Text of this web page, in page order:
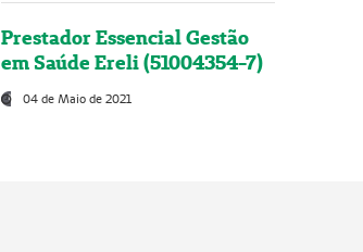
Prestador Essencial Gestão
em Saúde Ereli (51004354-7)
04 de Maio de 2021